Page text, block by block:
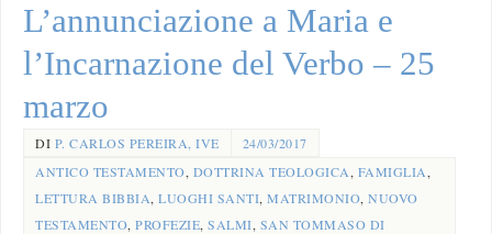
L’annunciazione a Maria e
l’Incarnazione del Verbo – 25
marzo
DI P. CARLOS PEREIRA, IVE
24/03/2017
ANTICO TESTAMENTO, DOTTRINA TEOLOGICA, FAMIGLIA,
LETTURA BIBBIA,LUOGHI SANTI,MATRIMONIO,NUOVO
TESTAMENTO,PROFEZIE,SALMI, SAN TOMMASO DI